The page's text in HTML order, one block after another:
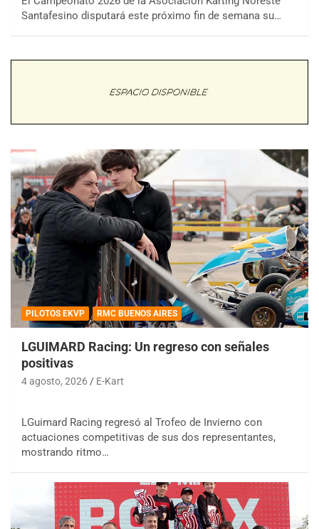
Santafesino disputará este próximo fin de semana su…
PILOTOS EKVP RMC BUENOS AIRES
LGUIMARD Racing: Un regreso con señales
positivas
4 agosto, 2026 E-Kart
LGuimard Racing regresó al Trofeo de Invierno con
actuaciones competitivas de sus dos representantes,
mostrando ritmo…